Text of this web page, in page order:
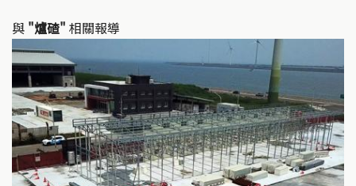
k o
k
與 "爐碴" 相關報導